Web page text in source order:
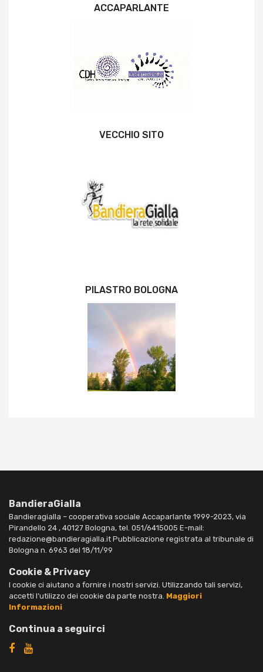
ACCAPARLANTE
VECCHIO SITO
PILASTRO BOLOGNA
BandieraGialla
Bandieragialla – cooperativa sociale Accaparlante 1999-2023, via
Pirandello 24 , 40127 Bologna, tel. 051/6415005 E-mail:
redazione@bandieragialla.it Pubblicazione registrata al tribunale di
Bologna n. 6963 del 18/11/99
Cookie & Privacy
I cookie ci aiutano a fornire i nostri servizi. Utilizzando tali servizi,
accetti l’utilizzo dei cookie da parte nostra. Maggiori
Informazioni
Continua a seguirci